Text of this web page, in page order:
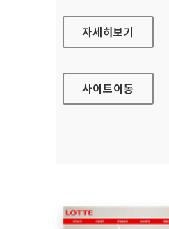
롯데그룹 영문 홈
자세히보기
사이트이동